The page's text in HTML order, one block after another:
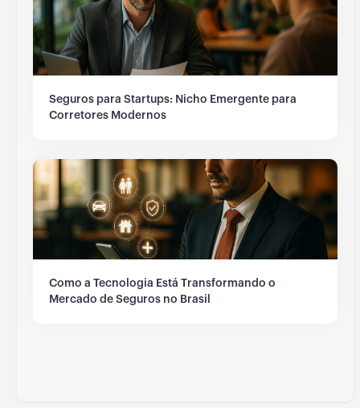
Seguros para Startups: Nicho Emergente para
Corretores Modernos
Como a Tecnologia Está Transformando o
Mercado de Seguros no Brasil